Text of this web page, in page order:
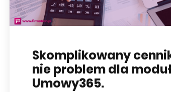
Skomplikowany
nie problem dla
Umowy365.